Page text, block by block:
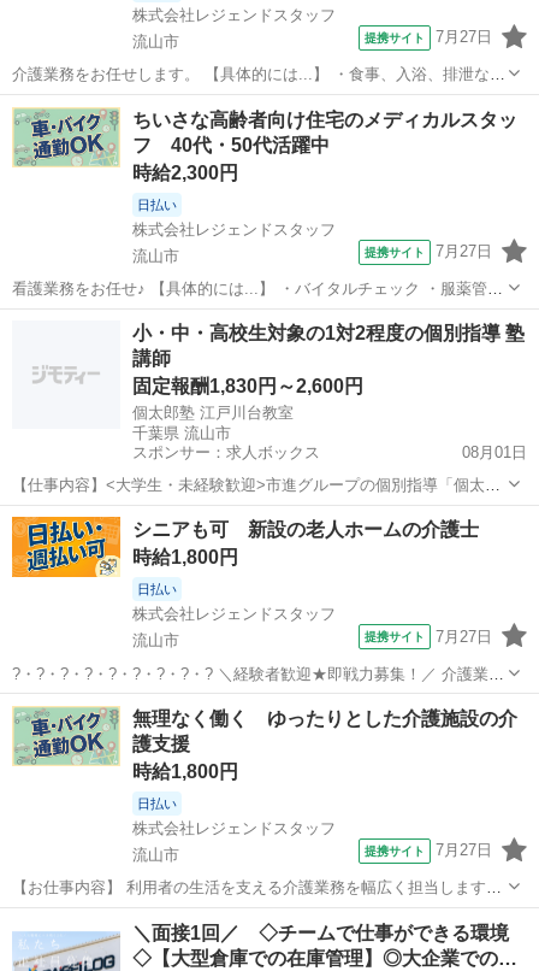
株式会社レジェンドスタッフ
流山市
提携サイト 7月27日
介護業務をお任せします。 【具体的には...】 ・食事、入浴、排泄など
の日常生活の支援 ・レクリエーションの企画、実施 ・ご家族やケアマ
ネジャーとの相談業務 ・請求等の簡単な事務作業 など ＜オススメ
POINT＞ ◎週2...
千葉 流山市 介護
ちいさな高齢者向け住宅のメディカルスタッ
フ 40代・50代活躍中
時給2,300円
日払い
株式会社レジェンドスタッフ
流山市
提携サイト 7月27日
看護業務をお任せ♪ 【具体的には...】 ・バイタルチェック ・服薬管理
・簡単な処置 など ※介護と看護のお仕事は原則分かれています。 ★
あなたの経験・スキルを活かせます！ ★スタッフがしっかりサポー
ト！ ★お仕事開始...
看護師
小・中・高校生対象の1対2程度の個別指導 塾
講師
固定報酬1,830円～2,600円
個太郎塾 江戸川台教室
千葉県 流山市
スポンサー：求人ボックス
08月01日
【仕事内容】<大学生・未経験歓迎>市進グループの個別指導「個太郎
塾」 <服装> 私服勤務OK 勤務時は白衣を着用 1対2の個別指導 原則と
して同じ生徒を担当する担任制。 基本を大切にした基礎力アップや補
習指導がメイン。 個太郎塾な...
アルバイト・パート
シニアも可 新設の老人ホームの介護士
時給1,800円
日払い
株式会社レジェンドスタッフ
流山市
提携サイト 7月27日
?・?・?・?・?・?・?・?・? ＼経験者歓迎★即戦力募集！／ 介護業務
をお任せします！ ?・?・?・?・?・?・?・?・? ＜POINT１＞ ◆希望
に合わせた働き方が可能！ ◎週2日～OK ◎平日のみ・曜日固定OK
◎...
千葉 流山市 介護
無理なく働く ゆったりとした介護施設の介
護支援
時給1,800円
日払い
株式会社レジェンドスタッフ
流山市
提携サイト 7月27日
【お仕事内容】 利用者の生活を支える介護業務を幅広く担当します。
◆ 掃除・洗濯・買い物の手伝いから送迎まで多彩な業務。 ◆ アフタ
ーフォローで働きやすさをサポートします。 ※ 登録制のため紹介案件
は応募時で変わります。 ...
介護
＼面接1回／ ◇チームで仕事ができる環境
◇【大型倉庫での在庫管理】◎大企業での…